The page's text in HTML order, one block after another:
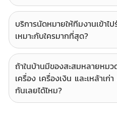
บริการนัดหมายให้ทีมงานเข้าไ
เหมาะกับใครมากที่สุด?
ถ้าในบ้านมีของสะสมหลายหม
เครื่อง เครื่องเงิน และเหล้าเก่
กันเลยได้ไหม?